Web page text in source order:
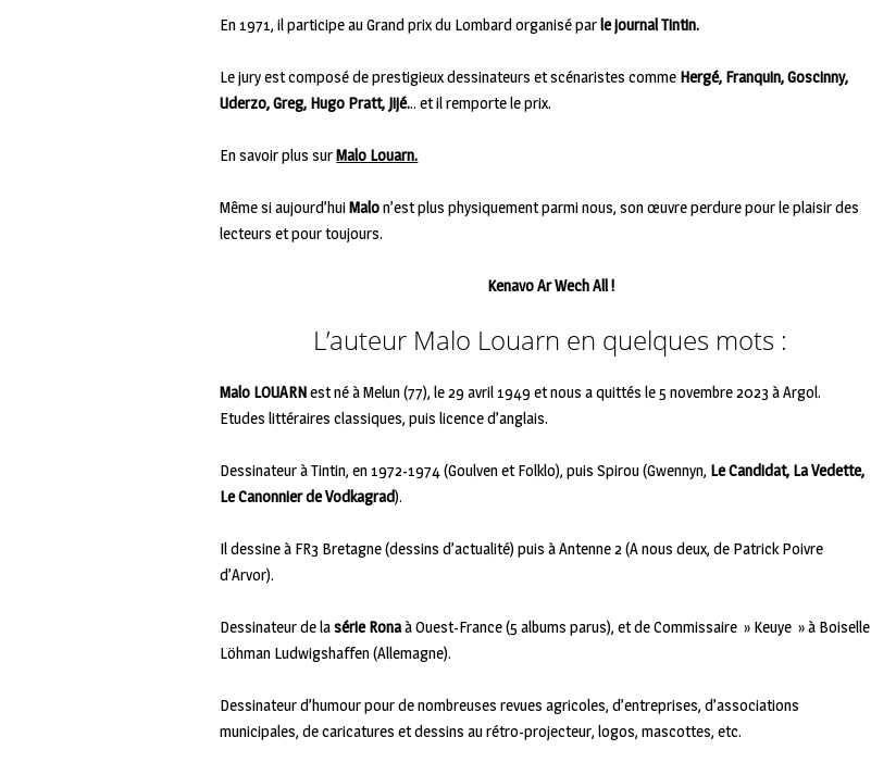
En 1971, il participe au Grand prix du Lombard organisé parle journal Tintin.
Le jury est composé de prestigieux dessinateurs et scénaristes comme Hergé, Franquin, Goscinny,
Uderzo, Greg, Hugo Pratt, Jijé... et il remporte le prix.
En savoir plus surMalo Louarn.
Même si aujourd’huiMalon’est plus physiquement parmi nous, son œuvre perdure pour le plaisir des
lecteurs et pour toujours.
Kenavo Ar Wech All !
L’auteur Malo Louarn en quelques mots :
Malo LOUARNest né à Melun (77), le 29 avril 1949 et nous a quittés le 5 novembre 2023 à Argol.
Etudes littéraires classiques, puis licence d’anglais.
Dessinateur à Tintin, en 1972-1974 (Goulven et Folklo), puis Spirou (Gwennyn, Le Candidat, La Vedette,
Le Canonnier de Vodkagrad).
Il dessine à FR3 Bretagne (dessins d’actualité) puis à Antenne 2 (A nous deux, de Patrick Poivre
d’Arvor).
Dessinateur de lasérie Ronaà Ouest-France (5 albums parus), et de Commissaire » Keuye » à Boiselle
Löhman Ludwigshaffen (Allemagne).
Dessinateur d’humour pour de nombreuses revues agricoles, d’entreprises, d’associations
municipales, de caricatures et dessins au rétro-projecteur, logos, mascottes, etc.